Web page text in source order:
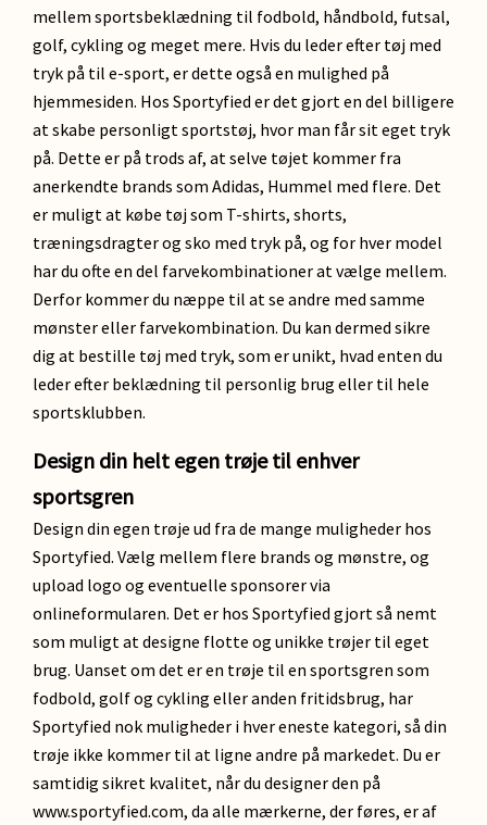
mellem sportsbeklædning til fodbold, håndbold, futsal,
golf, cykling og meget mere. Hvis du leder efter tøj med
tryk på til e-sport, er dette også en mulighed på
hjemmesiden. Hos Sportyfied er det gjort en del billigere
at skabe personligt sportstøj, hvor man får sit eget tryk
på. Dette er på trods af, at selve tøjet kommer fra
anerkendte brands som Adidas, Hummel med flere. Det
er muligt at købe tøj som T-shirts, shorts,
træningsdragter og sko med tryk på, og for hver model
har du ofte en del farvekombinationer at vælge mellem.
Derfor kommer du næppe til at se andre med samme
mønster eller farvekombination. Du kan dermed sikre
dig at bestille tøj med tryk, som er unikt, hvad enten du
leder efter beklædning til personlig brug eller til hele
sportsklubben.
Design din helt egen trøje til enhver
sportsgren
Design din egen trøje ud fra de mange muligheder hos
Sportyfied. Vælg mellem flere brands og mønstre, og
upload logo og eventuelle sponsorer via
onlineformularen. Det er hos Sportyfied gjort så nemt
som muligt at designe flotte og unikke trøjer til eget
brug. Uanset om det er en trøje til en sportsgren som
fodbold, golf og cykling eller anden fritidsbrug, har
Sportyfied nok muligheder i hver eneste kategori, så din
trøje ikke kommer til at ligne andre på markedet. Du er
samtidig sikret kvalitet, når du designer den på
www.sportyfied.com, da alle mærkerne, der føres, er af